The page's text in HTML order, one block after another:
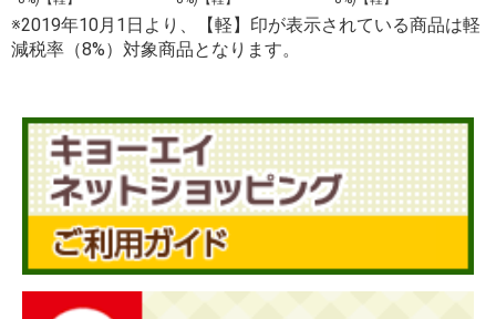
※2019年10月1日より、【軽】印が表示されている商品は軽
減税率（8%）対象商品となります。